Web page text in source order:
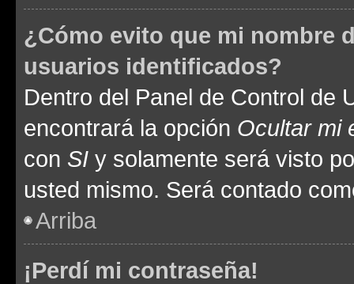
¿Cómo evito que mi nombre
usuarios identificados?
Dentro del Panel de Control de
encontrará la opción Ocultar mi
con SI y solamente será visto
usted mismo. Será contado
Arriba
¡Perdí mi contraseña!